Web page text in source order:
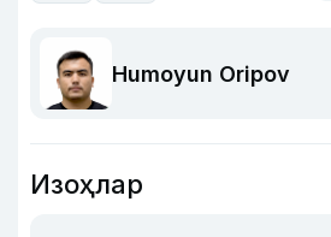
Humoyun Oripov
Изоҳлар